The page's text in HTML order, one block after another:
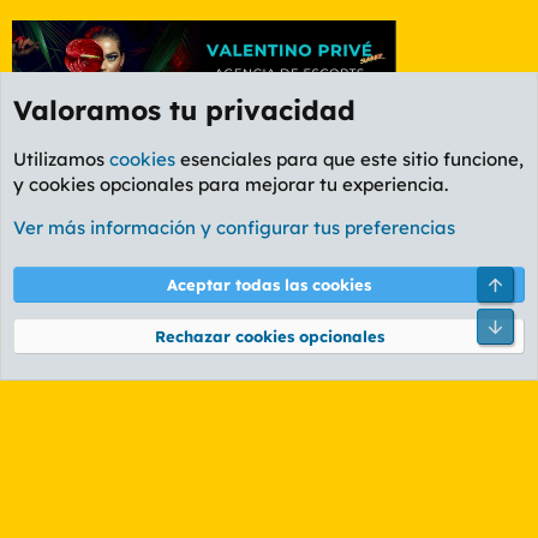
Foro General
Cookies
PL OLDSTYLE AMARILLO
Términos y reglas Política de privacidad Ayuda
Community platform by XenForo® © 2010-2026 XenForo Ltd.
Valoramos tu privacidad
Utilizamos cookies esenciales para que este sitio funcione,
y cookies opcionales para mejorar tu experiencia.
Ver más información y configurar tus preferencias
Aceptar todas las cookies
Rechazar cookies opcionales
Pie